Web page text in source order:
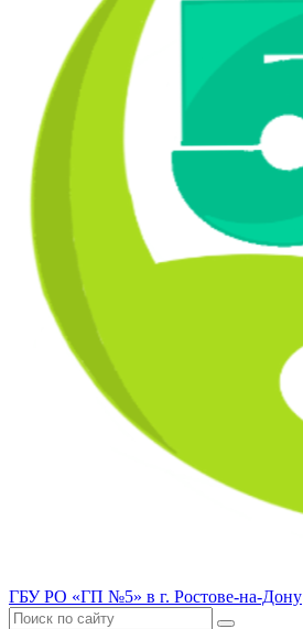
ГБУ РО «ГП №5» в г. Ростове-на-Дону